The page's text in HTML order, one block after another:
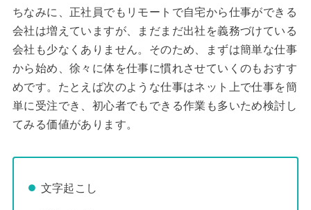
ちなみに、正社員でもリモートで自宅から仕事ができる
会社は増えていますが、まだまだ出社を義務づけている
会社も少なくありません。そのため、まずは簡単な仕事
から始め、徐々に体を仕事に慣れさせていくのもおすす
めです。たとえば次のような仕事はネット上で仕事を簡
単に受注でき、初心者でもできる作業も多いため検討し
てみる価値があります。
文字起こし